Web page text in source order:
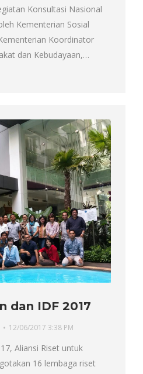
Konsultasi Nasional
Kementerian Sosial
Koordinator
dan Kebudayaan,…
dan IDF 2017
12/06/2017 3:38 PM
Aliansi Riset untuk
16 lembaga riset